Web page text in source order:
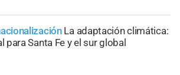
La adaptación climática:
para Santa Fe y el sur global